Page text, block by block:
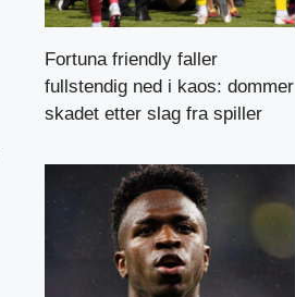
Fortuna friendly faller
fullstendig ned i kaos: dommer
skadet etter slag fra spiller